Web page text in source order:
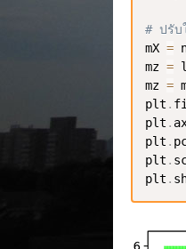
# ปรับ
mX =
mz =
mz =
plt .
plt .
plt .
plt .
plt .